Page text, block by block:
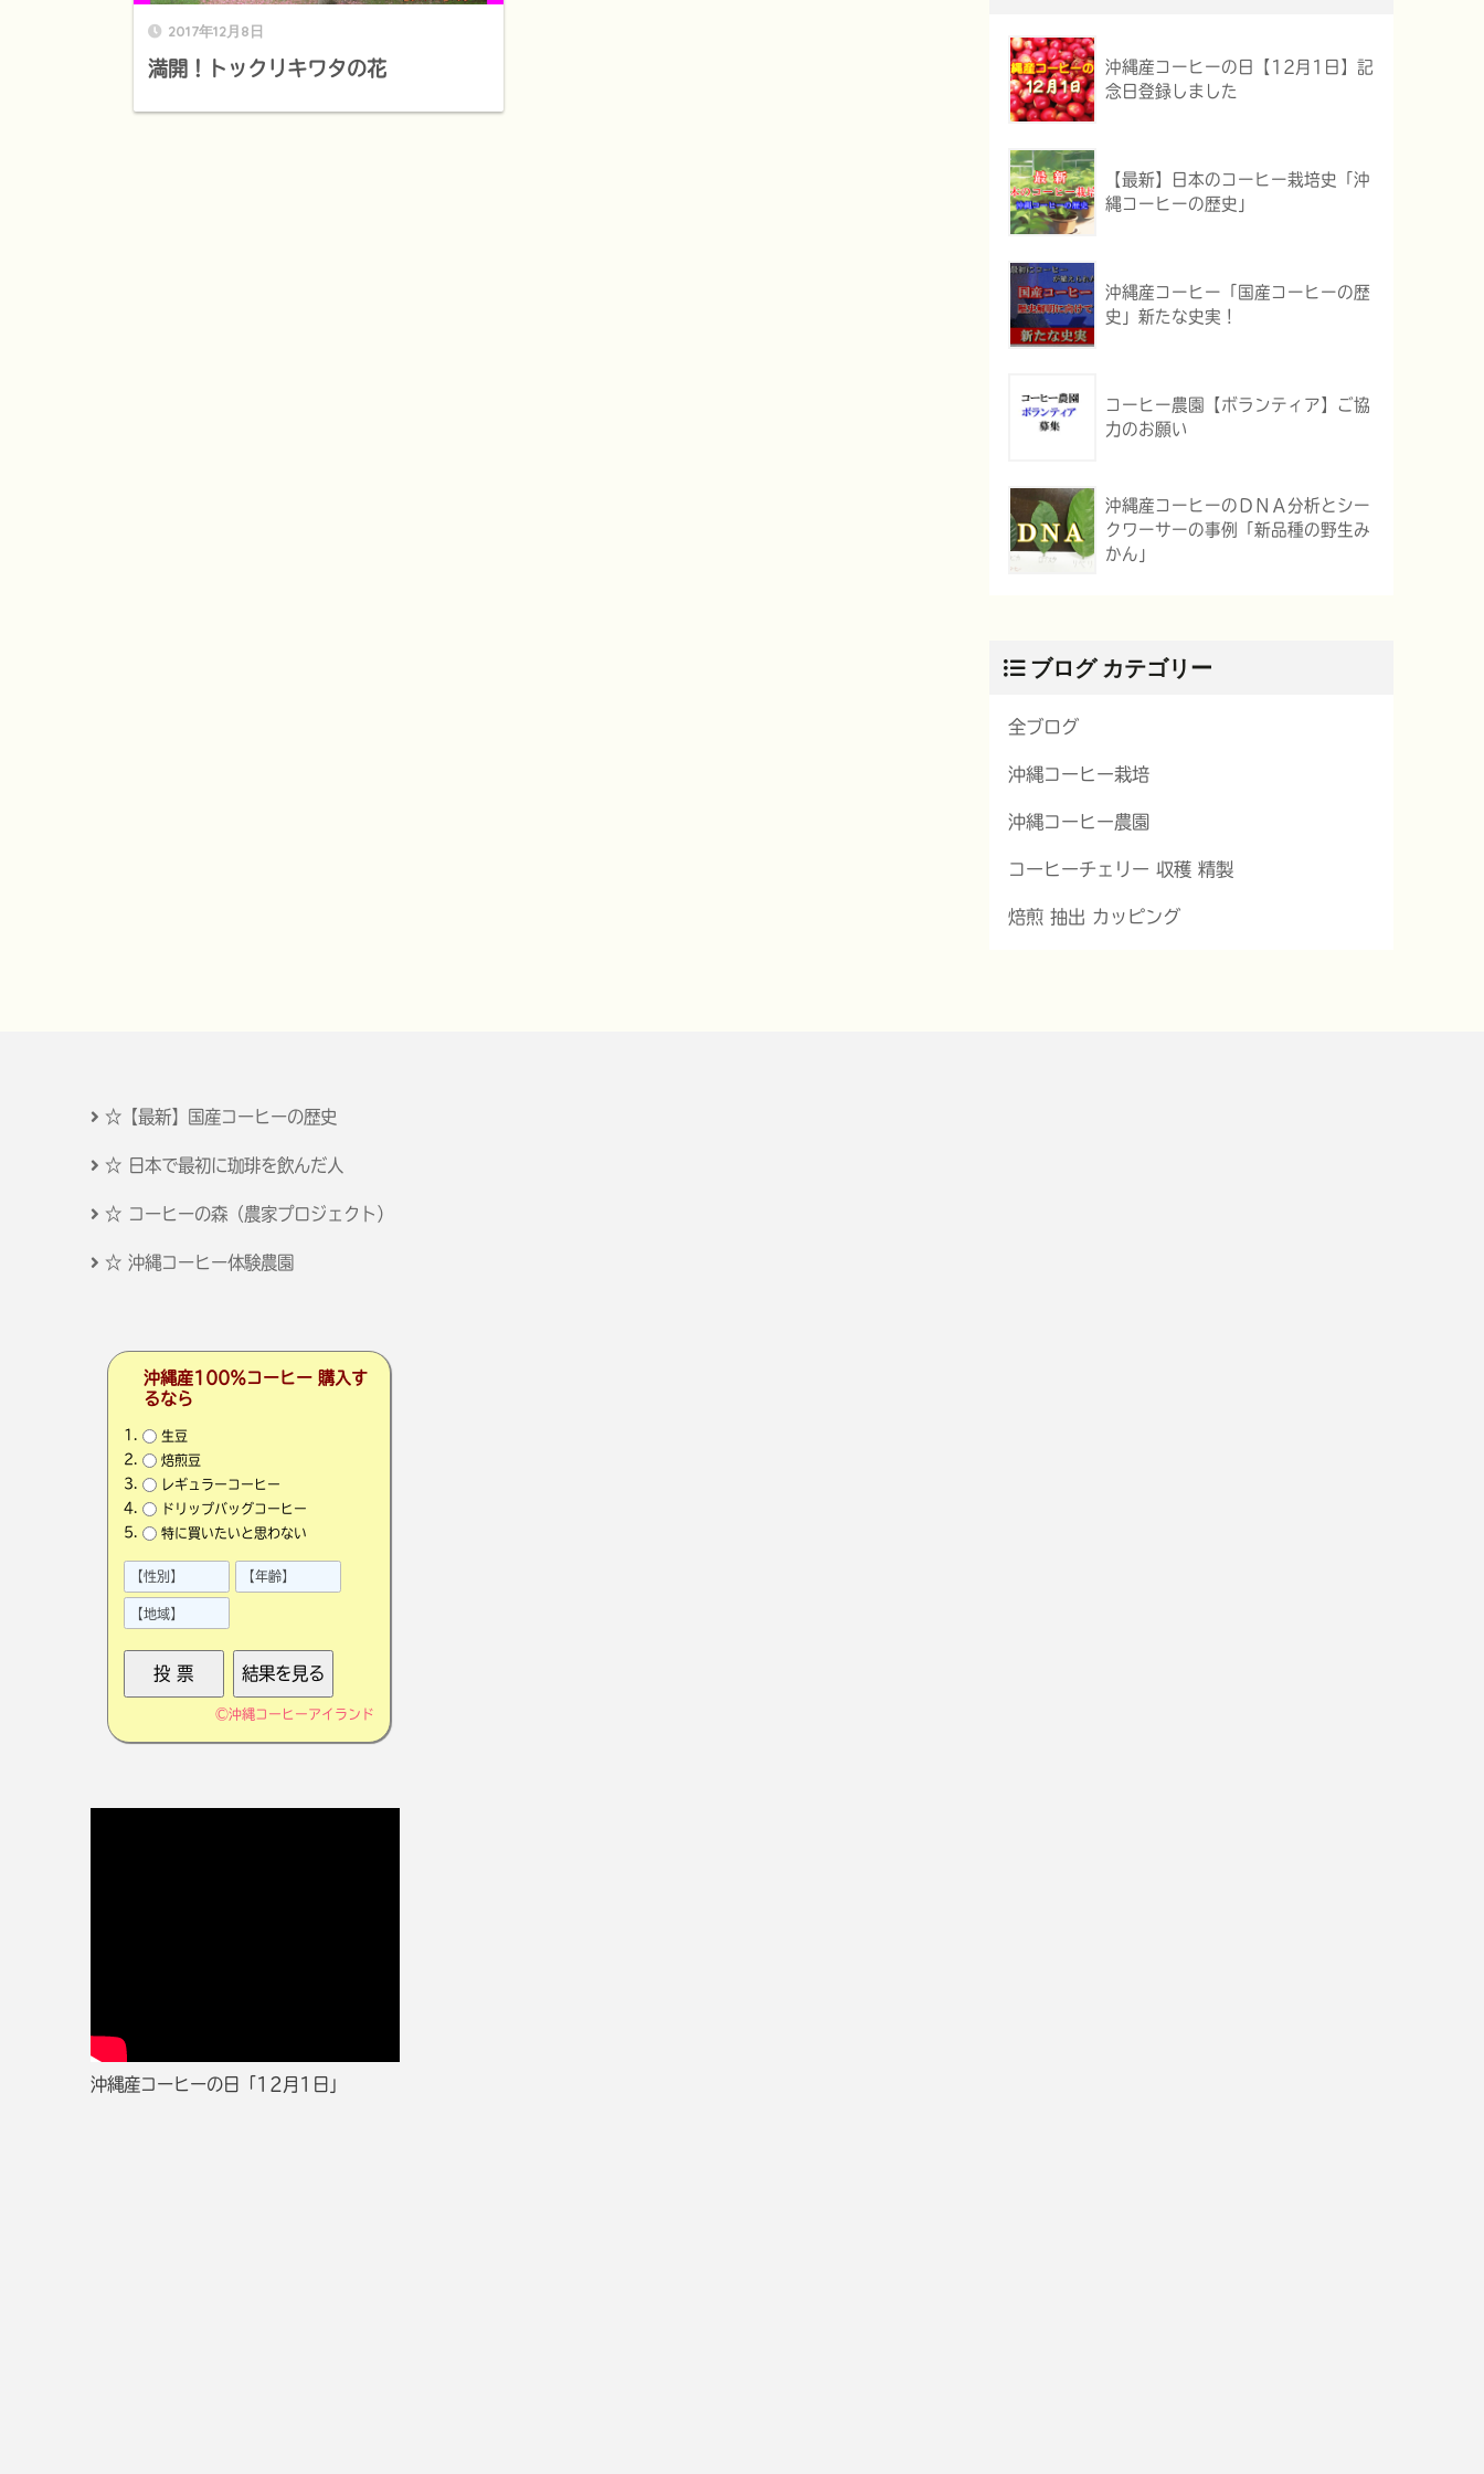
2017年12月8日
満開！トックリキワタの花
沖縄産コーヒーの日【12月1日】記
念日登録しました
【最新】日本のコーヒー栽培史「沖
縄コーヒーの歴史」
沖縄産コーヒー「国産コーヒーの歴
史」新たな史実！
コーヒー農園【ボランティア】ご協
力のお願い
沖縄産コーヒーのＤＮＡ分析とシー
クワーサーの事例「新品種の野生み
かん」
ブログ カテゴリー
全ブログ
沖縄コーヒー栽培
沖縄コーヒー農園
コーヒーチェリー 収穫 精製
焙煎 抽出 カッピング
☆【最新】国産コーヒーの歴史
☆ 日本で最初に珈琲を飲んだ人
☆ コーヒーの森（農家プロジェクト）
☆ 沖縄コーヒー体験農園
沖縄産100％コーヒー 購入す
るなら
生豆
焙煎豆
レギュラーコーヒー
ドリップバッグコーヒー
特に買いたいと思わない
©沖縄コーヒーアイランド
沖縄産コーヒーの日「12月1日」